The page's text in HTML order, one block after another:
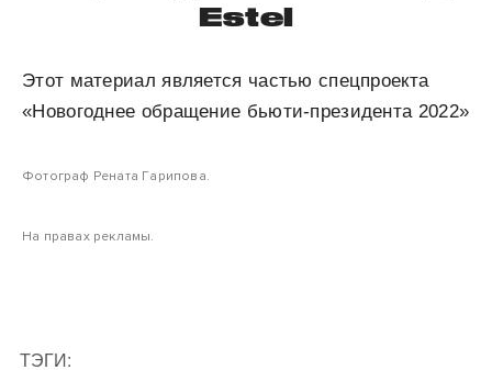
Estel
Этот материал является частью спецпроекта
«Новогоднее обращение бьюти-президента 2022»
Фотограф Рената Гарипова.
На правах рекламы.
ТЭГИ: